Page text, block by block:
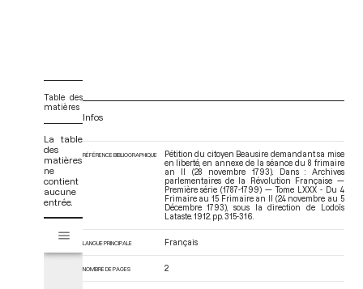
Table des
matières
La table
des
matières
ne
contient
aucune
entrée.
s
Infos
RÉFÉRENCE BIBLIOGRAPHIQUE
Pétition du citoyen Beausire demandant sa mise
en liberté, en annexe de la séance du 8 frimaire
an II (28 novembre 1793). Dans : Archives
parlementaires de la Révolution Française —
Première série (1787-1799) — Tome LXXX - Du 4
Frimaire au 15 Frimaire an II (24 novembre au 5
Décembre 1793) , sous la direction de Lodoïs
Lataste. 1912. pp. 315-316.
LANGUE PRINCIPALE Français
NOMBRE DE PAGES 2